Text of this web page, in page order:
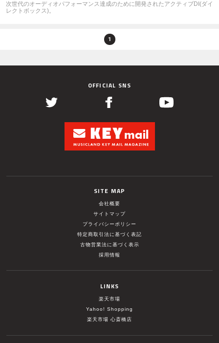
次世代のオーディオパフォーマンス達成のために開発されたアクティブDI(ダイ
レクトボックス)。
1
OFFICIAL SNS
SITE MAP
会社概要
サイトマップ
プライバシーポリシー
特定商取引法に基づく表記
古物営業法に基づく表示
採用情報
LINKS
楽天市場
Yahoo! Shopping
楽天市場 心斎橋店